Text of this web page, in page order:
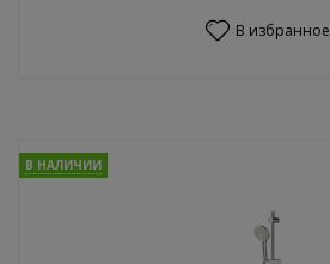
В избранное
В НАЛИЧИИ